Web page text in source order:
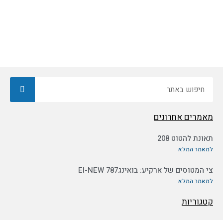
מאמרים אחרונים
תאונת להטוט 208
למאמר המלא
צי המטוסים של ארקיע: בואינג787 EI-NEW
למאמר המלא
קטגוריות